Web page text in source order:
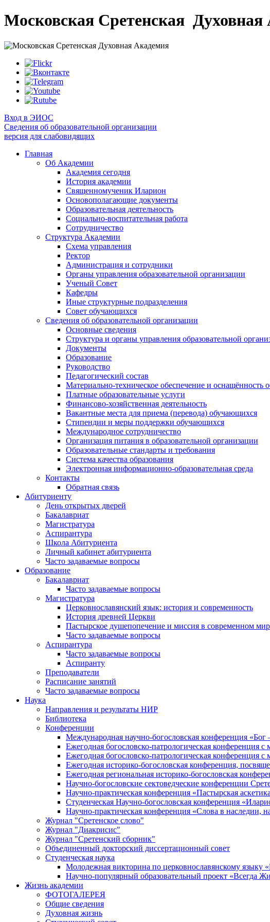
Московская Сретенская Духовная
Вход в ЭИОС
Сведения об образовательной организации
версия для слабовидящих
Главная
Об Академии
Академия сегодня
История академии
Священномученик Иларион
Основополагающие документы
Образовательная деятельность
Социально-воспитательная работа
Сотрудничество
Структура Академии
Схема управления
Ректор
Администрация и сотрудники
Органы управления образовательной организации
Ученый Совет
Кафедры
Иные структурные подразделения
Совет обучающихся
Сведения об образовательной организации
Основные сведения
Структура и органы управления образовательной
Документы
Образование
Руководство
Педагогический состав
Материально-техническое обеспечение и оснащённость
Платные образовательные услуги
Финансово-хозяйственная деятельность
Вакантные места для приема (перевода) обучающихся
Стипендии и меры поддержки обучающихся
Международное сотрудничество
Организация питания в образовательной организации
Образовательные стандарты и требования
Система качества образования
Электронная информационно-образовательная среда
Контакты
Обратная связь
Абитуриенту
День открытых дверей
Бакалавриат
Магистратура
Аспирантура
Школа Абитуриента
Личный кабинет абитуриента
Часто задаваемые вопросы
Образование
Бакалавриат
Часто задаваемые вопросы
Магистратура
Церковнославянский язык: история и современность
История древней Церкви
Пастырское душепопечение и миссия в современном
Часто задаваемые вопросы
Аспирантура
Часто задаваемые вопросы
Аспиранту
Преподаватели
Расписание занятий
Часто задаваемые вопросы
Наука
Направления и результаты НИР
Библиотека
Конференции
Международная научно-богословская конференция
Ежегодная богословско-патрологическая конференция
Ежегодная богословско-патрологическая конференция
Ежегодная историко-богословская конференция,
Ежегодная региональная историко-богословская
Научно-богословские сектоведческие конференции
Научно-практическая конференция «Пастырская
Студенческая Научно-богословская конференция
Научно-практическая конференция «Cлова в наследии,
Журнал "Сретенское слово"
Журнал "Диакрисис"
Журнал "Сретенский сборник"
Объединенный докторский диссертационный совет
Студенческая наука
Молодежная викторина по церковнославянскому языку
Научно-популярный образовательный проект «Всегда
Жизнь академии
ФОТОГАЛЕРЕЯ
Общие сведения
Духовная жизнь